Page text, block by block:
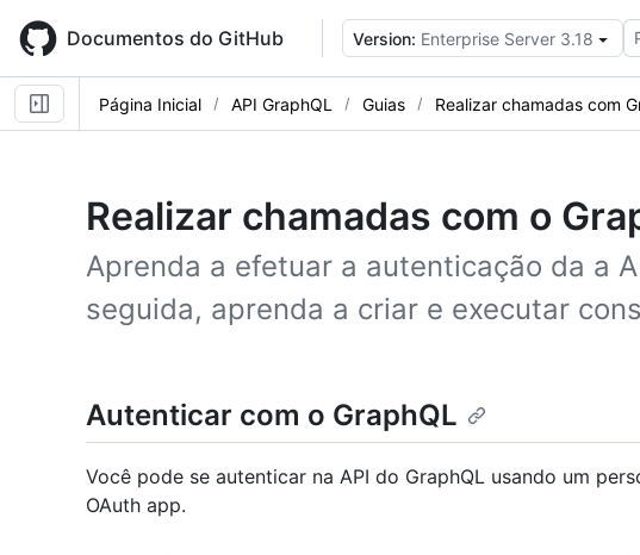
main
content
Documentos do GitHub Version: Enterprise Server 3.18
Página Inicial API GraphQL Guias Realizar chamadas com
Realizar chamadas com o
Aprenda a efetuar a autenticação da a
seguida, aprenda a criar e executar
Autenticar com o GraphQL
Você pode se autenticar na API do GraphQL usando um
OAuth app.